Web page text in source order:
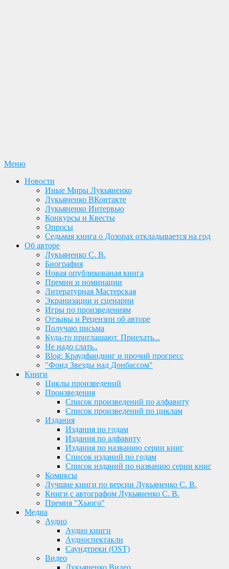
Перейти
содержимому
Меню
Новости
Иные Миры Лукьяненко
Лукьяненко ВКонтакте
Лукьяненко Интервью
Конкурсы и Квесты
Опросы
Седьмая книга о Дозорах откладывается на год
Об авторе
Лукьяненко С. В.
Биография
Новая опубликованая книга
Премии и номинации
Литературная Мастерская
Экранизации и сценарии
Игры по произведениям
Отзывы и Рецензии об авторе
Получаю письма
Куда-то приглашают. Приехать...
Не надо слать..
Blog: Краудфандинг и прочий прогресс
"Фонд Звезды над Донбассом"
Книги
Циклы произведений
Произведения
Список произведений по алфавиту
Список произведений по циклам
Издания
Издания по годам
Издания по алфавиту
Издания по названию серии книг
Список изданий по годам
Список изданий по названию серии книг
Комиксы
Лучшие книги по версии Лукьяненко С. В.
Книги с автографом Лукьяненко С. В.
Премия "Хьюго"
Медиа
Аудио
Аудио книги
Аудиоспектакли
Саундтреки (OST)
Видео
Лукьяненко Видео